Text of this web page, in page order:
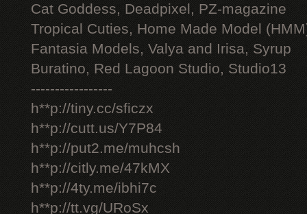
Cat Goddess, Deadpixel, PZ-magazine
Tropical Cuties, Home Made Model
Fantasia Models, Valya and Irisa, Syrup
Buratino, Red Lagoon Studio, Studio13
-----------------
h**p://tiny.cc/sficzx
h**p://cutt.us/Y7P84
h**p://put2.me/muhcsh
h**p://citly.me/47kMX
h**p://4ty.me/ibhi7c
h**p://tt.vg/URoSx